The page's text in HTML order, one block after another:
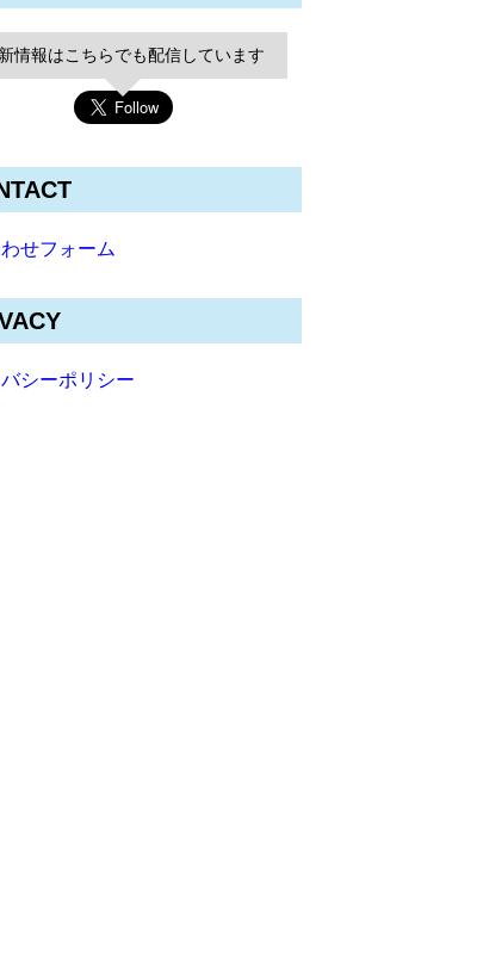
情報はこちらでも配信しています
せフォーム
シーポリシー